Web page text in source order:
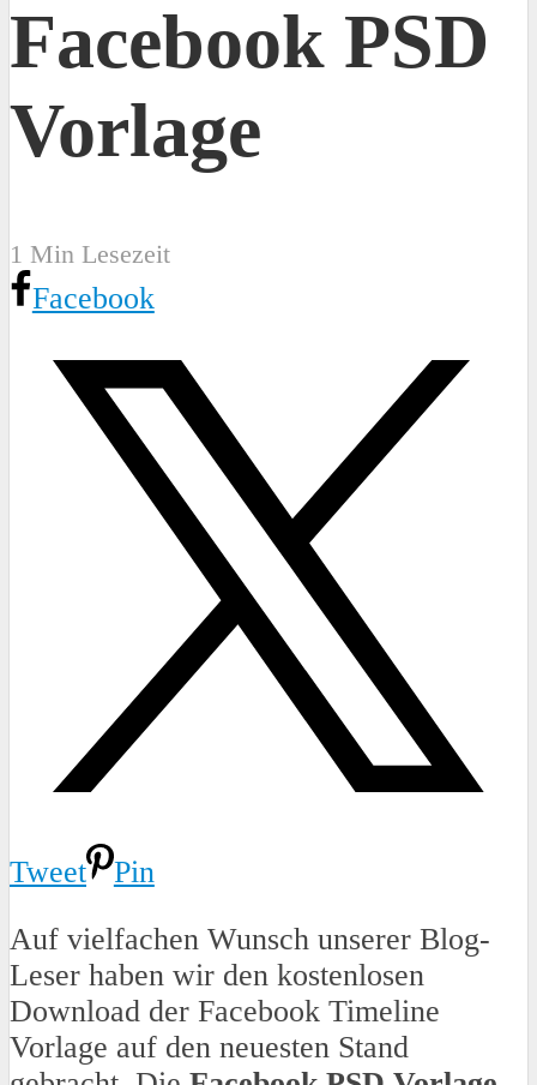
Facebook PSD
Vorlage
1 Min Lesezeit
Facebook
Tweet
Pin
Auf vielfachen Wunsch unserer Blog-
Leser haben wir den kostenlosen
Download der Facebook Timeline
Vorlage auf den neuesten Stand